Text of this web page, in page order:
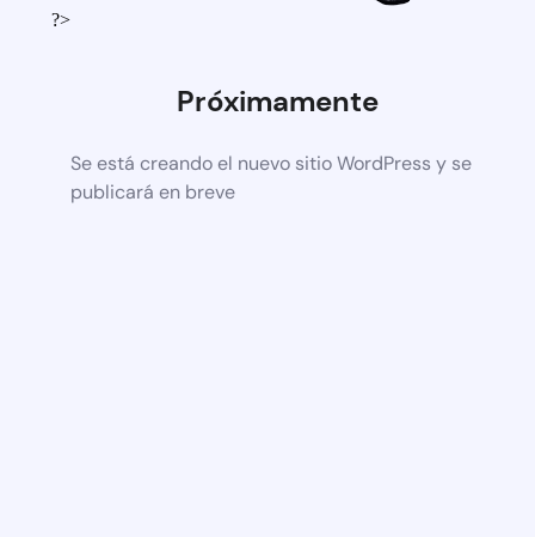
?>
Próximamente
Se está creando el nuevo sitio WordPress y se
publicará en breve